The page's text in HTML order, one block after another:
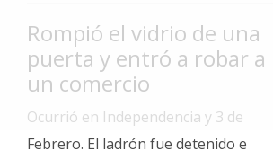
Fotos
de
Familia
Fúnebres
Rompió el vidrio de una
puerta y entró a robar a
un comercio
Ocurrió en Independencia y 3 de
Febrero. El ladrón fue detenido e